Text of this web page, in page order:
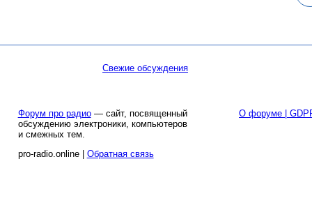
Свежие обсуждения
Форум про радио— сайт, посвященный
обсуждению электроники, компьютеров
и смежных тем.
pro-radio.online | Обратная связь
О форуме |